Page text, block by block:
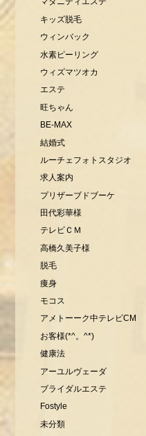
キッズ脱毛
ウィンバック
水素ピーリング
ウィズマツオカ
エステ
旺ちゃん
BE-MAX
結婚式
ルーチェフォトスタジオ
求人案内
プリザーブドブーケ
田代彩華様
テレビＣＭ
高橋久美子様
脱毛
痩身
モコス
アメトーーク中テレビCM
お客様(*^。^*)
健康法
アーユルヴェーダ
ブライダルエステ
Fostyle
未分類